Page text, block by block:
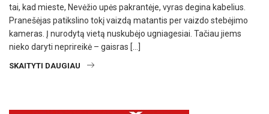
tai, kad mieste, Nevėžio upės pakrantėje, vyras degina kabelius.
Pranešėjas patikslino tokį vaizdą matantis per vaizdo stebėjimo
kameras. Į nurodytą vietą nuskubėjo ugniagesiai. Tačiau jiems
nieko daryti neprireikė – gaisras […]
SKAITYTI DAUGIAU